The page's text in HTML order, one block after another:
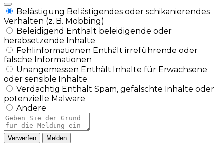
Belästigung Belästigendes oder schikanierendes
Verhalten (z. B. Mobbing)
Beleidigend Enthält beleidigende oder
herabsetzende Inhalte
Fehlinformationen Enthält irreführende oder
falsche Informationen
Unangemessen Enthält Inhalte für Erwachsene
oder sensible Inhalte
Verdächtig Enthält Spam, gefälschte Inhalte oder
potenzielle Malware
Andere
Berichtsnotiz
Melden